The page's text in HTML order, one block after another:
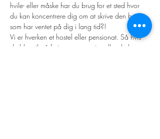
hvile- eller måske har du brug for et sted hvor
du kan koncentrere dig om at skrive den bog,
som har ventet på dig i lang tid?!
Vi er hverken et hostel eller pensionat. Så hvis
du blot vil på ferie, gennemrejse eller skal